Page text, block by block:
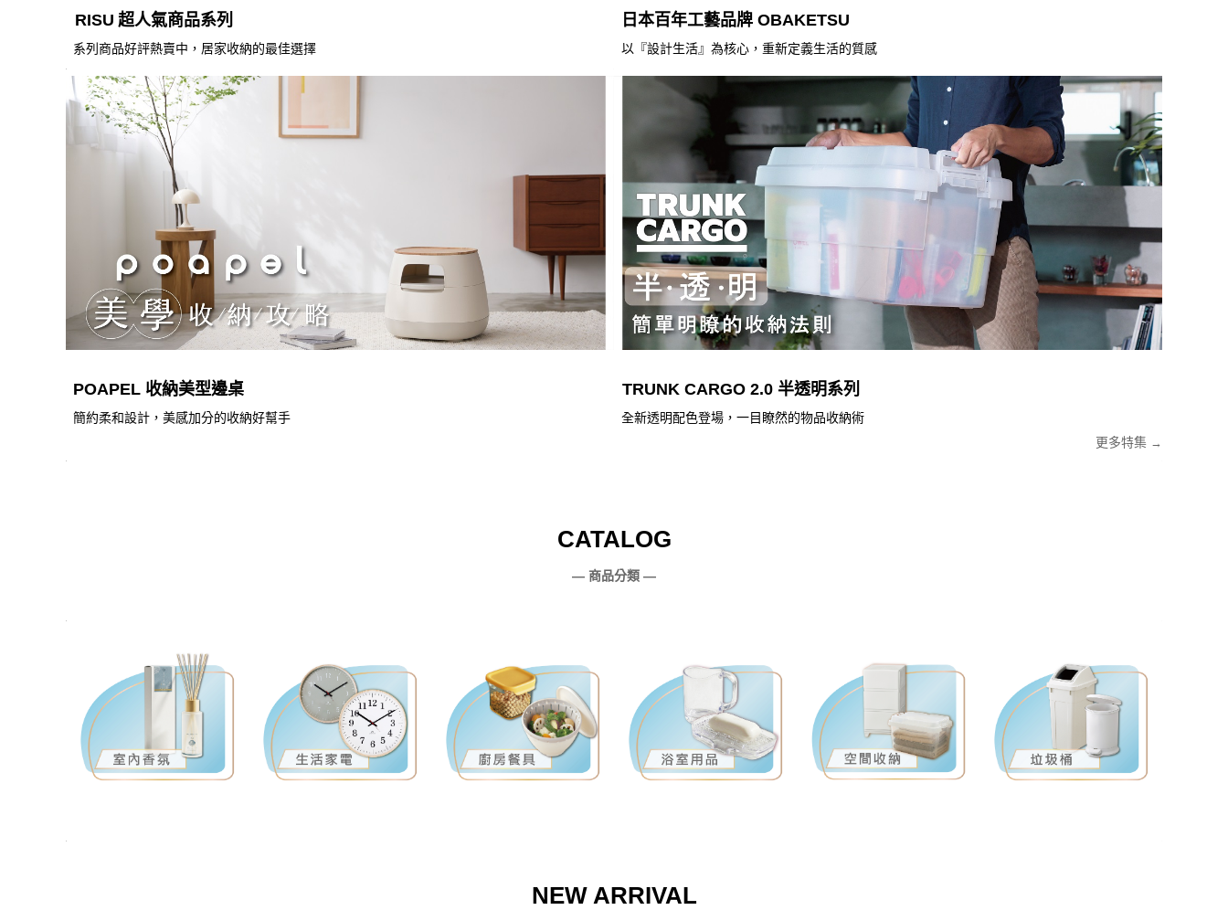
RISU 超人氣商品系列
系列商品好評熱賣中，居家收納的最佳選擇
日本百年工藝品牌 OBAKETSU
以『設計生活』為核心，重新定義生活的質感
POAPEL 收納美型邊桌
簡約柔和設計，美感加分的收納好幫手
TRUNK CARGO 2.0 半透明系列
全新透明配色登場，一目瞭然的物品收納術
更多特集 →
CATALOG
— 商品分類 —
NEW ARRIVAL